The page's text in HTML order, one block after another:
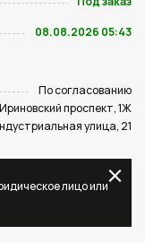
08.08.2026 05:43
По согласованию
Ириновский проспект, 1Ж
улица, 21
лицо или